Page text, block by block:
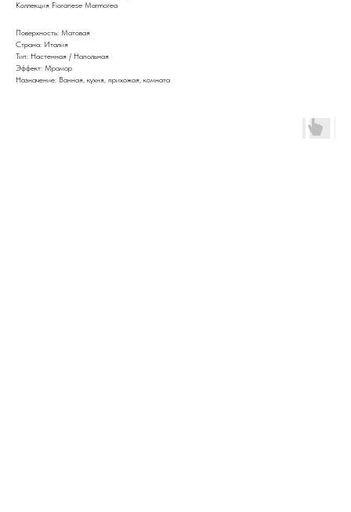
Коллекция Fioranese Marmorea
Поверхность: Матовая
Страна: Италия
Тип: Настенная / Напольная
Эффект: Мрамор
Назначение: Ванная, кухня, прихожая, комната